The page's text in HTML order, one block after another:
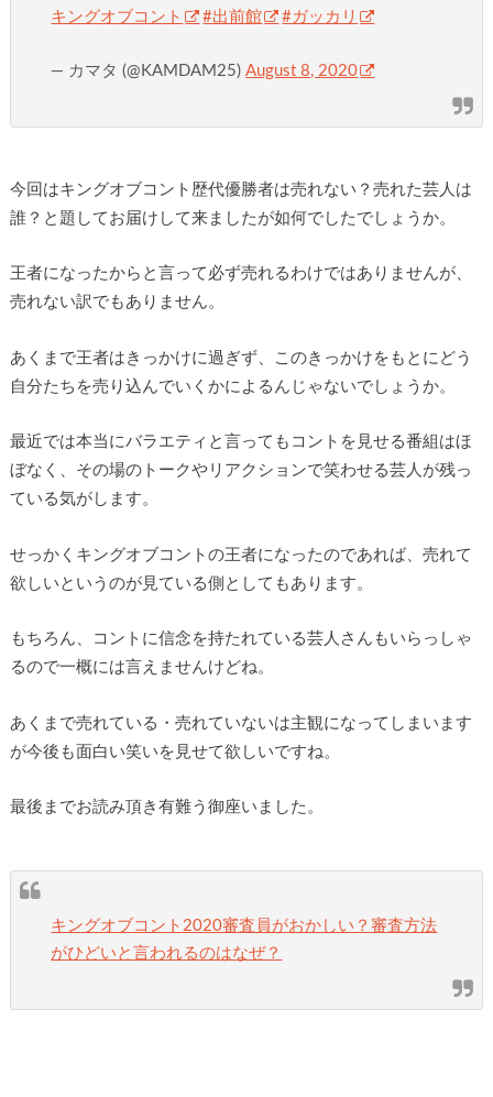
キングオブコント
#出前館 #ガッカリ
— カマタ (@KAMDAM25)August 8, 2020
今回はキングオブコント歴代優勝者は売れない？売れた芸人は
誰？と題してお届けして来ましたが如何でしたでしょうか。
王者になったからと言って必ず売れるわけではありませんが、
売れない訳でもありません。
あくまで王者はきっかけに過ぎず、このきっかけをもとにどう
自分たちを売り込んでいくかによるんじゃないでしょうか。
最近では本当にバラエティと言ってもコントを見せる番組はほ
ぼなく、その場のトークやリアクションで笑わせる芸人が残っ
ている気がします。
せっかくキングオブコントの王者になったのであれば、売れて
欲しいというのが見ている側としてもあります。
もちろん、コントに信念を持たれている芸人さんもいらっしゃ
るので一概には言えませんけどね。
あくまで売れている・売れていないは主観になってしまいます
が今後も面白い笑いを見せて欲しいですね。
最後までお読み頂き有難う御座いました。
キングオブコント2020審査員がおかしい？審査方法
がひどいと言われるのはなぜ？